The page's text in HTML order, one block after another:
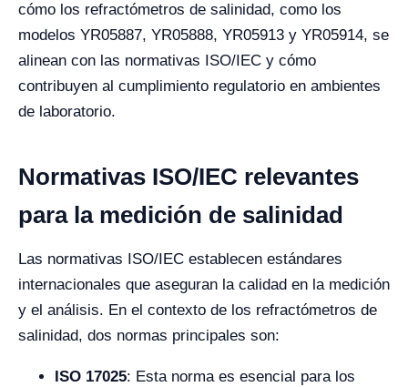
cómo los refractómetros de salinidad, como los
modelos YR05887, YR05888, YR05913 y YR05914, se
alinean con las normativas ISO/IEC y cómo
contribuyen al cumplimiento regulatorio en ambientes
de laboratorio.
Normativas ISO/IEC relevantes
para la medición de salinidad
Las normativas ISO/IEC establecen estándares
internacionales que aseguran la calidad en la medición
y el análisis. En el contexto de los refractómetros de
salinidad, dos normas principales son:
ISO 17025: Esta norma es esencial para los